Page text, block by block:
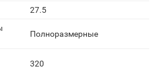
27.5
Полноразмерные
320